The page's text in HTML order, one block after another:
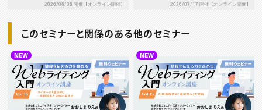
2026/08/06 開催【オンライン開催】 2026/07/17 開催【オンライン開催】
このセミナーと関係のある他のセミナー
NEW NEW